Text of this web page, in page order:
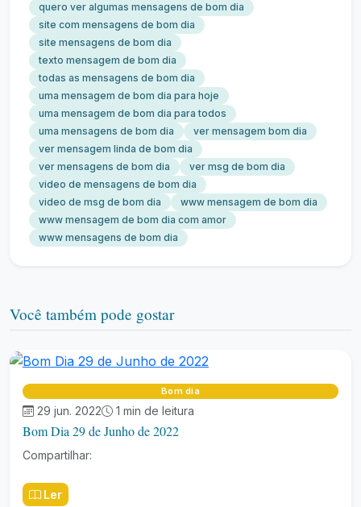
quero ver algumas mensagens de bom dia
site com mensagens de bom dia
site mensagens de bom dia
texto mensagem de bom dia
todas as mensagens de bom dia
uma mensagem de bom dia para hoje
uma mensagem de bom dia para todos
uma mensagens de bom dia
ver mensagem bom dia
ver mensagem linda de bom dia
ver mensagens de bom dia
ver msg de bom dia
video de mensagens de bom dia
video de msg de bom dia
www mensagem de bom dia
www mensagem de bom dia com amor
www mensagens de bom dia
Você também pode gostar
Bom dia
29 jun. 2022 1 min de leitura
Bom Dia 29 de Junho de 2022
Compartilhar:
Ler